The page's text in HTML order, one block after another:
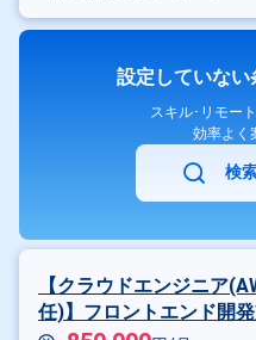
設定していない
スキル･リモー
効率よく
検
【クラウドエンジニア
任)】フロントエンド開